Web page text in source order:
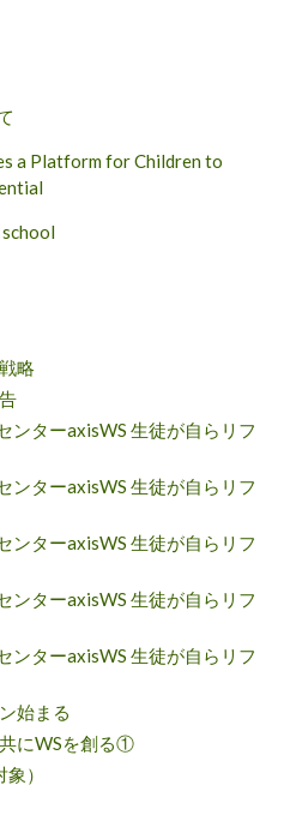
a Platform for Children to
略
ンターaxisWS 生徒が自らリフ
ンターaxisWS 生徒が自らリフ
ンターaxisWS 生徒が自らリフ
ンターaxisWS 生徒が自らリフ
ンターaxisWS 生徒が自らリフ
始まる
にWSを創る①
）